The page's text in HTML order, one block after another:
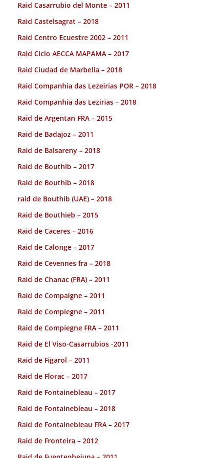
Raid Casarrubio del Monte – 2011
Raid Castelsagrat – 2018
Raid Centro Ecuestre 2002 – 2011
Raid Ciclo AECCA MAPAMA – 2017
Raid Ciudad de Marbella – 2018
Raid Companhia das Lezeirias POR – 2018
Raid Companhia das Lezirias – 2018
Raid de Argentan FRA – 2015
Raid de Badajoz – 2011
Raid de Balsareny – 2018
Raid de Bouthib – 2017
Raid de Bouthib – 2018
raid de Bouthib (UAE) – 2018
Raid de Bouthieb – 2015
Raid de Caceres – 2016
Raid de Calonge – 2017
Raid de Cevennes fra – 2018
Raid de Chanac (FRA) – 2011
Raid de Compaigne – 2011
Raid de Compiegne – 2011
Raid de Compiegne FRA – 2011
Raid de El Viso-Casarrubios -2011
Raid de Figarol – 2011
Raid de Florac – 2017
Raid de Fontainebleau – 2017
Raid de Fontainebleau – 2018
Raid de Fontainebleau FRA – 2017
Raid de Fronteira – 2012